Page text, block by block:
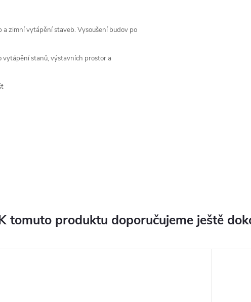
zimní vytápění staveb. Vysoušení budov po
stanů, výstavních prostor a
tomuto produktu doporučujeme ještě